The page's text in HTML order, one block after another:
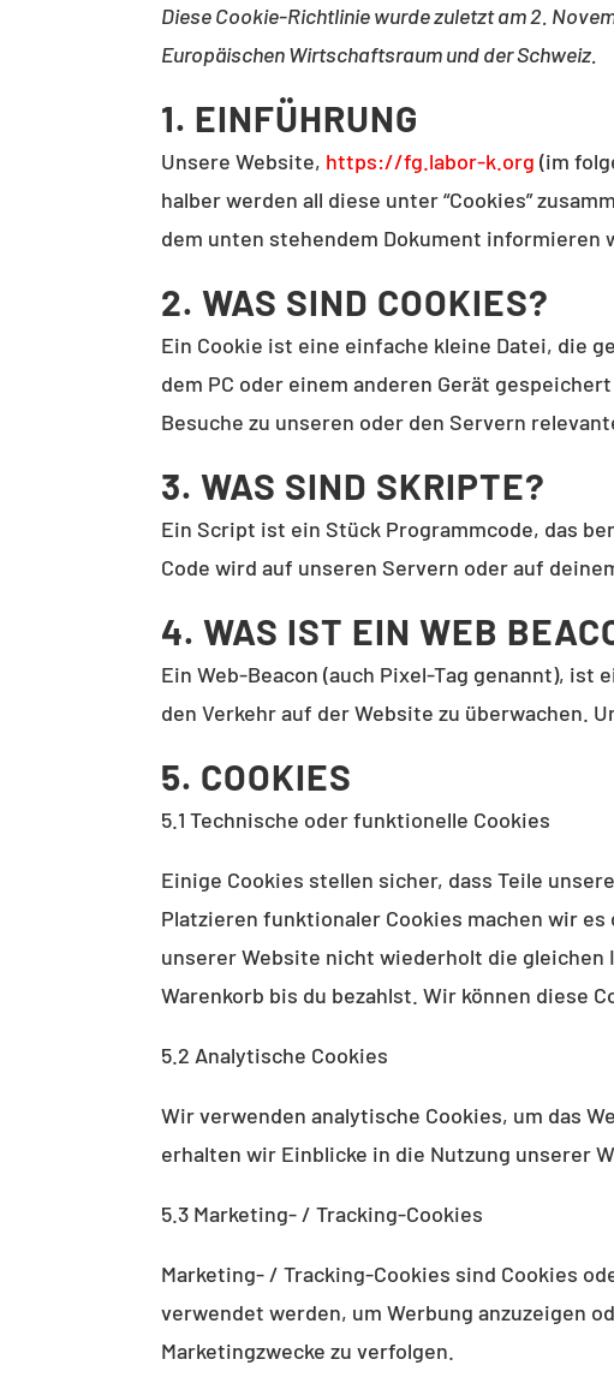
Diese Cookie-Richtlinie wurde zuletzt am 2.
Europäischen Wirtschaftsraum und der Schweiz.
1. EINFÜHRUNG
Unsere Website, https://fg.labor-k.org (im
halber werden all diese unter “Cookies”
dem unten stehendem Dokument informieren
2. WAS SIND COOKIES?
Ein Cookie ist eine einfache kleine Datei, die
dem PC oder einem anderen Gerät
Besuche zu unseren oder den Servern
3. WAS SIND SKRIPTE?
Ein Script ist ein Stück Programmcode, das
Code wird auf unseren Servern oder auf
4. WAS IST EIN WEB
Ein Web-Beacon (auch Pixel-Tag genannt),
den Verkehr auf der Website zu überwachen.
5. COOKIES
5.1 Technische oder funktionelle Cookies
Einige Cookies stellen sicher, dass Teile
Platzieren funktionaler Cookies machen wir
unserer Website nicht wiederholt die
Warenkorb bis du bezahlst. Wir können diese
5.2 Analytische Cookies
Wir verwenden analytische Cookies, um das
erhalten wir Einblicke in die Nutzung unserer
5.3 Marketing- / Tracking-Cookies
Marketing- / Tracking-Cookies sind Cookies
verwendet werden, um Werbung anzuzeigen
Marketingzwecke zu verfolgen.